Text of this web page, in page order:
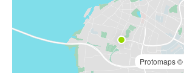
Protomaps©